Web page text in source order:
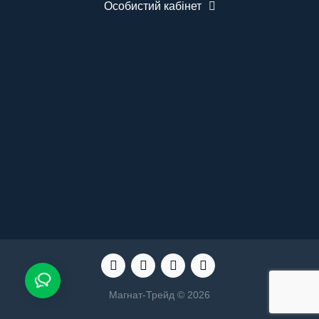
шт. Бездротова кнопка виклику медсестри
Особистий кабінет
Магнат-Трейд © 2026